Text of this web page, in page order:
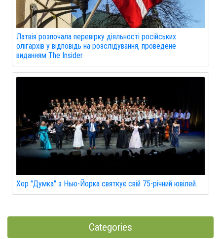
Латвія розпочала перевірку діяльності російських
олігархів у відповідь на розслідування, проведене
виданням The Insider.
Хор "Думка" з Нью-Йорка святкує свій 75-річний ювілей.
Categories